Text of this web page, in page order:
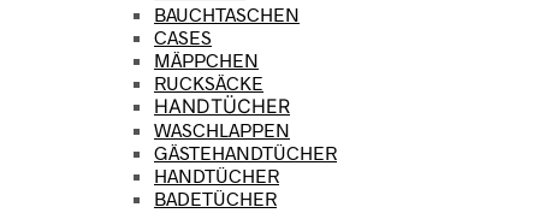
BAUCHTASCHEN
CASES
MÄPPCHEN
RUCKSÄCKE
HANDTÜCHER
WASCHLAPPEN
GÄSTEHANDTÜCHER
HANDTÜCHER
BADETÜCHER